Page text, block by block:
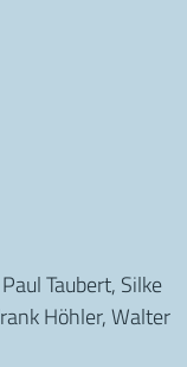
Taubert, Silke
Höhler, Walter